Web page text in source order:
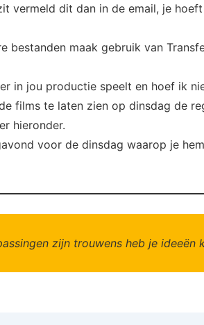
vermeld dit dan in de email, je
maak gebruik van
in jou productie speelt en hoef ik
films te laten zien op dinsdag de
hieronder.
voor de dinsdag waarop je
zijn trouwens heb je ideeën